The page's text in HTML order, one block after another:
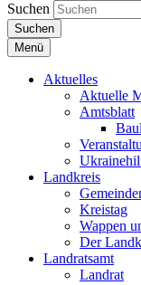
Suchen
Suchen
Menü
Aktuelles
Aktuelle
Amtsblatt
Landkreis
Kreistag
Wappen
Der
Landratsamt
Landrat